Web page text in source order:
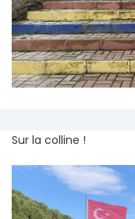
Sur la colline !